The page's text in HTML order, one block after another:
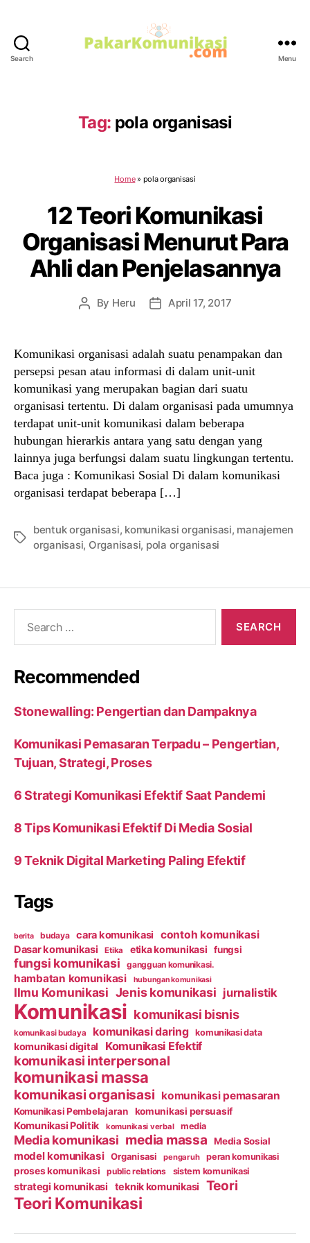
Search Menu
Tag: pola organisasi
Home» pola organisasi
12 Teori Komunikasi
Organisasi Menurut Para
Ahli dan Penjelasannya
Post
By Heru
PostApril 17, 2017
Komunikasi organisasi adalah suatu penampakan dan
persepsi pesan atau informasi di dalam unit-unit
komunikasi yang merupakan bagian dari suatu
organisasi tertentu. Di dalam organisasi pada umumnya
terdapat unit-unit komunikasi dalam beberapa
hubungan hierarkis antara yang satu dengan yang
lainnya juga berfungsi dalam suatu lingkungan tertentu.
Baca juga : Komunikasi Sosial Di dalam komunikasi
organisasi terdapat beberapa […]
Tags
bentuk organisasi, komunikasi organisasi, manajemen
organisasi, Organisasi, pola organisasi
Recommended
Stonewalling: Pengertian dan Dampaknya
Komunikasi Pemasaran Terpadu – Pengertian,
Tujuan, Strategi, Proses
6 Strategi Komunikasi Efektif Saat Pandemi
8 Tips Komunikasi Efektif Di Media Sosial
9 Teknik Digital Marketing Paling Efektif
Tags
berita budaya cara komunikasi contoh komunikasi
Dasar komunikasi Etika etika komunikasi fungsi
fungsi komunikasi gangguan komunikasi.
hambatan komunikasi hubungan komunikasi
Ilmu Komunikasi Jenis komunikasi jurnalistik
Komunikasi komunikasi bisnis
komunikasi budaya komunikasi daring komunikasi data
komunikasi digital Komunikasi Efektif
komunikasi interpersonal
komunikasi massa
komunikasi organisasi komunikasi pemasaran
Komunikasi Pembelajaran komunikasi persuasif
Komunikasi Politik komunikasi verbal media
Media komunikasi media massa Media Sosial
model komunikasi Organisasi pengaruh peran komunikasi
proses komunikasi public relations sistem komunikasi
strategi komunikasi teknik komunikasi Teori
Teori Komunikasi